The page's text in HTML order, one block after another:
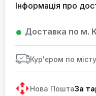
Інформація про
Доставка по м.
Кур'єром по місту
Нова ПоштаЗа